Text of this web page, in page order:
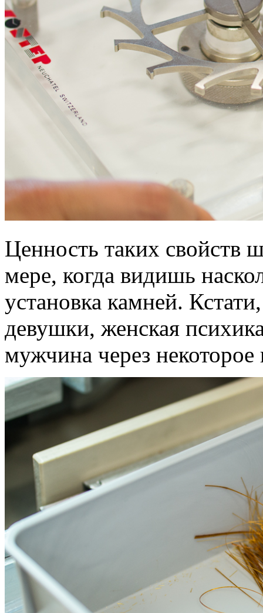
Ценность таких свойств
мере, когда видишь
установка камней.
девушки, женская
мужчина через некоторое